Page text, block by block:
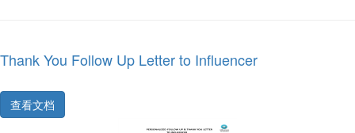
Thank You Follow Up Letter to Influencer
查看文档